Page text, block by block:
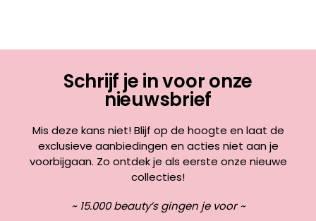
Schrijf je in voor onze
nieuwsbrief
Mis deze kans niet! Blijf op de hoogte en laat de
exclusieve aanbiedingen en acties niet aan je
voorbijgaan. Zo ontdek je als eerste onze nieuwe
collecties!
~ 15.000 beauty’s gingen je voor ~